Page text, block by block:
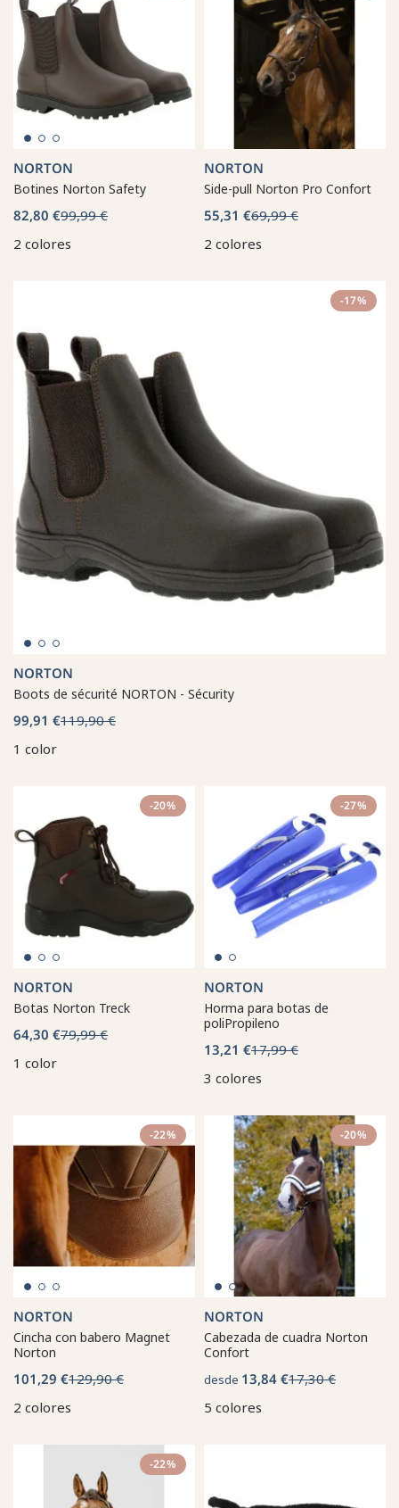
NORTON
Botines Norton Safety
82,80 €99,99 €
2 colores
NORTON
Side-pull Norton Pro Confort
55,31 €69,99 €
2 colores
-17%
NORTON
Boots de sécurité NORTON - Sécurity
99,91 €119,90 €
1 color
-20%
NORTON
Botas Norton Treck
64,30 €79,99 €
1 color
-27%
NORTON
Horma para botas de
poliPropileno
13,21 €17,99 €
3 colores
-22%
NORTON
Cincha con babero Magnet
Norton
101,29 €129,90 €
2 colores
-20%
NORTON
Cabezada de cuadra Norton
Confort
desde 13,84 €17,30 €
5 colores
-22%